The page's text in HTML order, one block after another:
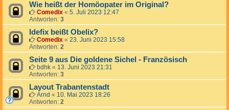
Wie heißt der Homöopater im Original?
Comedix « 5. Juli 2023 12:47
Antworten: 3
Idefix beißt Obelix?
Comedix « 23. Juni 2023 15:58
Antworten: 2
Seite 9 aus Die goldene Sichel - Französisch
bdhk « 13. Juni 2023 21:31
Antworten: 3
Layout Trabantenstadt
Arnd « 10. Mai 2023 18:26
Antworten: 2